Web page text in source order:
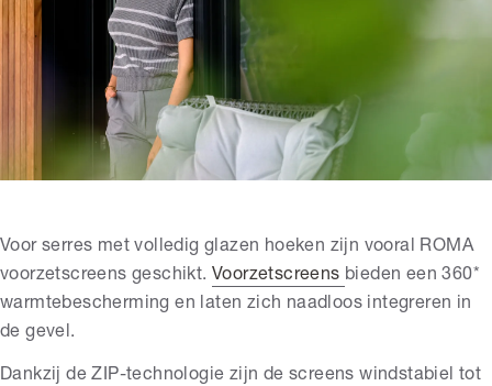
Voor serres met volledig glazen hoeken zijn vooral ROMA
voorzetscreens geschikt. Voorzetscreens bieden een 360*
warmtebescherming en laten zich naadloos integreren in
de gevel.
Dankzij de ZIP-technologie zijn de screens windstabiel tot